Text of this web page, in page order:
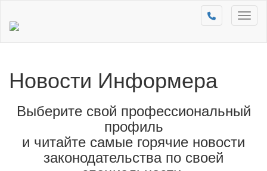
Новости Информера
Выберите свой профессиональный
профиль
и читайте самые горячие новости
законодательства по своей